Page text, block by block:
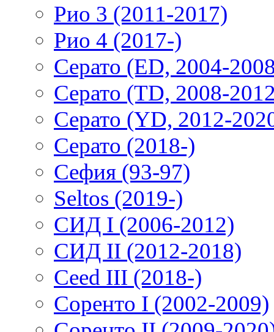
Рио 3 (2011-2017)
Рио 4 (2017-)
Серато (ED, 2004-
Серато (TD, 2008-
Серато (YD, 2012-
Серато (2018-)
Сефия (93-97)
Seltos (2019-)
СИД I (2006-2012)
СИД II (2012-2018)
Ceed III (2018-)
Соренто I (2002-2009)